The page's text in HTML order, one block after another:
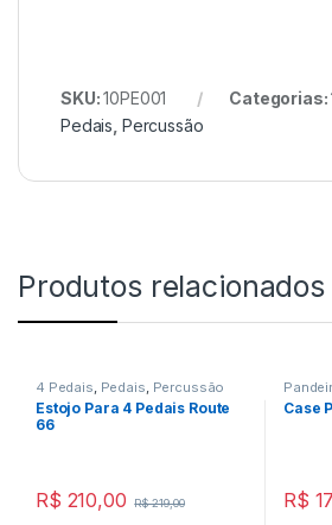
SKU:10PE001 Categorias:
Pedais Percussão
Produtos relacionados
4 Pedais Pedais Percussão
Estojo Para 4 Pedais Route
66
R$ 210,00 R$219,00
Case
R$